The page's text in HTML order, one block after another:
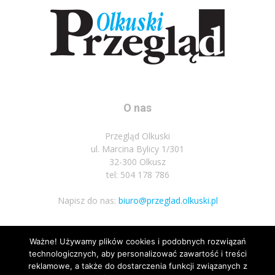
O nas
Przegląd Olkuski
ul. Marcina Bylicy 1/301
32-300 Olkusz
tel: 504 178 786
Napisz do nas: biuro@przeglad.olkuski.pl
Podążaj za nami
Ważne! Używamy plików cookies i podobnych rozwiązań
technologicznych, aby personalizować zawartość i treści
reklamowe, a także do dostarczenia funkcji związanych z